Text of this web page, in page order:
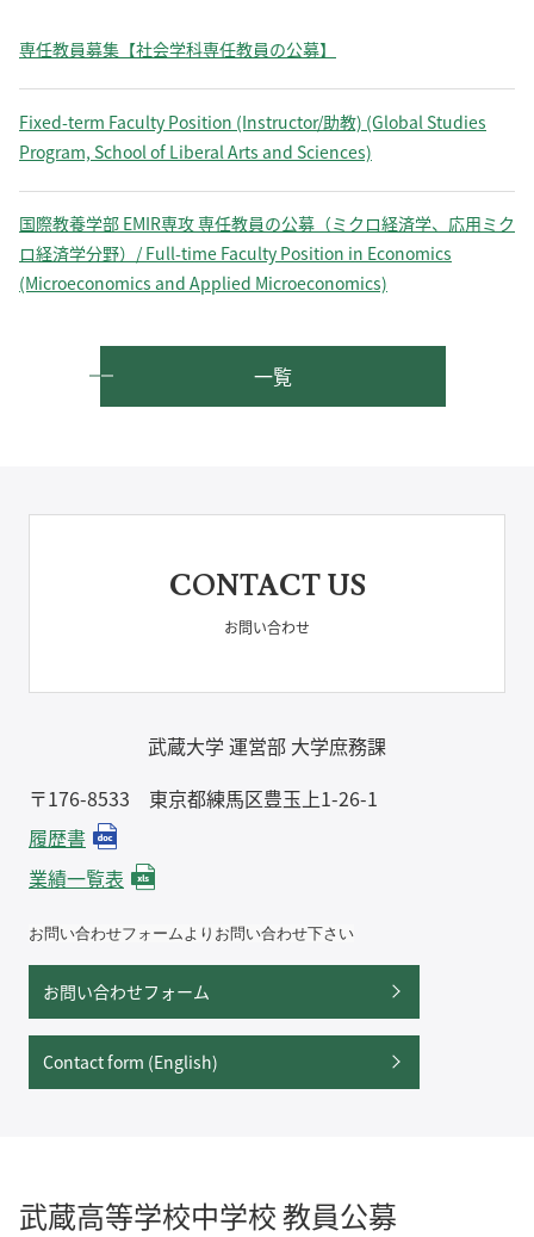
専任教員募集【社会学科専任教員の公募】
Fixed-term Faculty Position (Instructor/助教) (Global Studies
Program, School of Liberal Arts and Sciences)
国際教養学部 EMIR専攻 専任教員の公募（ミクロ経済学、応用ミク
ロ経済学分野）/ Full-time Faculty Position in Economics
(Microeconomics and Applied Microeconomics)
一覧
CONTACT US
お問い合わせ
武蔵大学 運営部 大学庶務課
〒176-8533 東京都練馬区豊玉上1-26-1
履歴書
業績一覧表
お問い合わせフォームよりお問い合わせ下さい
お問い合わせフォーム
Contact form (English)
武蔵高等学校中学校 教員公募